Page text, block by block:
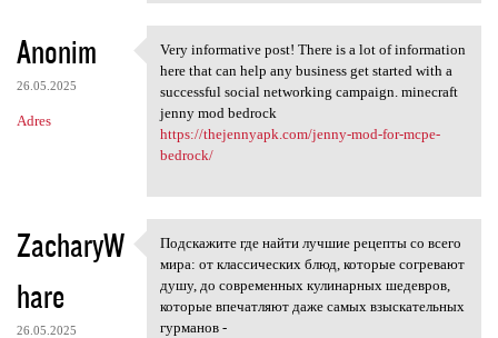
Anonim
26.05.2025
Adres
Very informative post! There
Very informative post! There is a lot of information
here that can help any business get started with a
successful social networking campaign. minecraft
jenny mod bedrock
https://thejennyapk.com/jenny-mod-for-mcpe-
bedrock/
ZacharyW
hare
26.05.2025
Подскажите где найти лучшие
Подскажите где найти лучшие рецепты со всего
мира: от классических блюд, которые согревают
душу, до современных кулинарных шедевров,
которые впечатляют даже самых взыскательных
гурманов -